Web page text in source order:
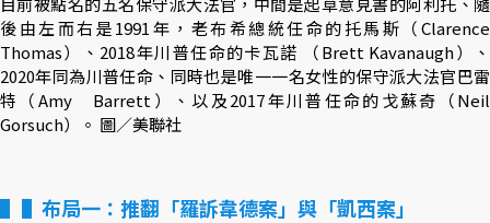
後由左而右是1991年，老布希總統任命的托馬斯（Clarence
Thomas）、2018年川普任命的卡瓦諾 （Brett Kavanaugh）、
2020年同為川普任命、同時也是唯一一名女性的保守派大法官巴雷
特（Amy Barrett）、以及2017年川普任命的戈蘇奇（Neil
Gorsuch）。 圖／美聯社
▌布局一：推翻「羅訴韋德案」與「凱西案」